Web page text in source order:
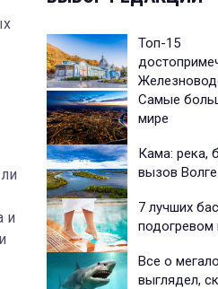
и
Топ-15
Самые
мире
Кама: река,
вызов Волге
7 лучших
подогревом
Все о
выглядел,